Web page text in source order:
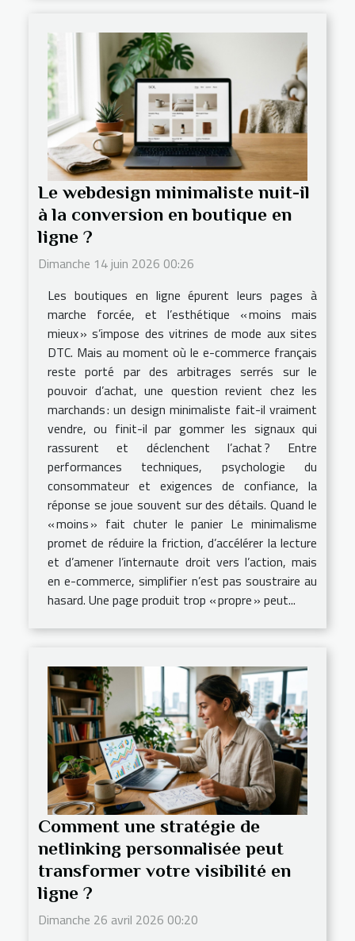
Le webdesign minimaliste nuit-il
à la conversion en boutique en
ligne ?
Dimanche 14 juin 2026 00:26
Les boutiques en ligne épurent leurs pages à
marche forcée, et l’esthétique « moins mais
mieux » s’impose des vitrines de mode aux sites
DTC. Mais au moment où le e-commerce français
reste porté par des arbitrages serrés sur le
pouvoir d’achat, une question revient chez les
marchands : un design minimaliste fait-il vraiment
vendre, ou finit-il par gommer les signaux qui
rassurent et déclenchent l’achat ? Entre
performances techniques, psychologie du
consommateur et exigences de confiance, la
réponse se joue souvent sur des détails. Quand le
« moins » fait chuter le panier Le minimalisme
promet de réduire la friction, d’accélérer la lecture
et d’amener l’internaute droit vers l’action, mais
en e-commerce, simplifier n’est pas soustraire au
hasard. Une page produit trop « propre » peut...
Comment une stratégie de
netlinking personnalisée peut
transformer votre visibilité en
ligne ?
Dimanche 26 avril 2026 00:20